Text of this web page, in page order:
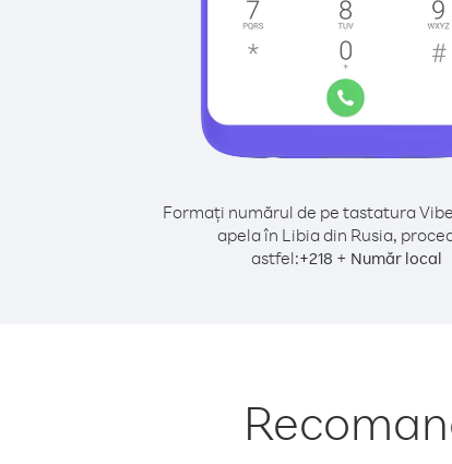
Formați numărul de pe tastatura
apela în Libia din Rusia,
astfel:+218 + Număr local